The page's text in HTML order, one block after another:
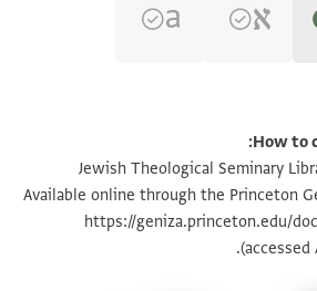
تكبير و تدوير
How to
Jewish Theological Seminary
Available online through the Princeton
https://geniza.princeton.edu/
(accessed